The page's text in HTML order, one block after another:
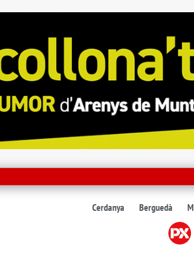
Cerdanya Berguedà